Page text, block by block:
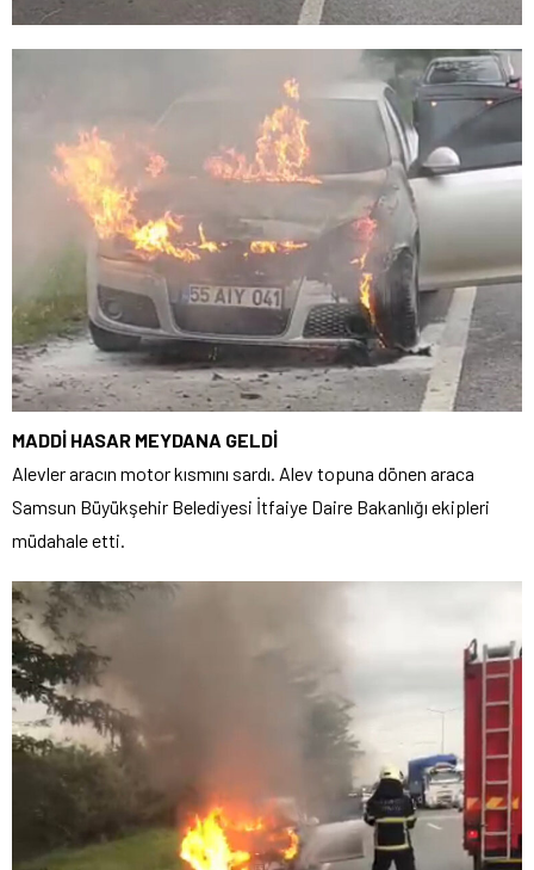
MADDİ HASAR MEYDANA GELDİ
Alevler aracın motor kısmını sardı. Alev topuna dönen araca
Samsun Büyükşehir Belediyesi İtfaiye Daire Bakanlığı ekipleri
müdahale etti.